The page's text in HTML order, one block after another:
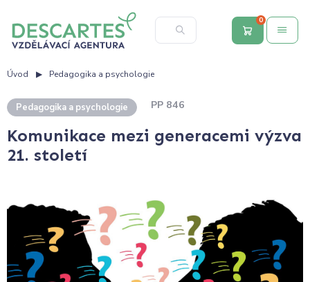
0
Úvod Pedagogika a psychologie
Pedagogika a psychologie PP 846
Komunikace mezi generacemi výzva
21. století